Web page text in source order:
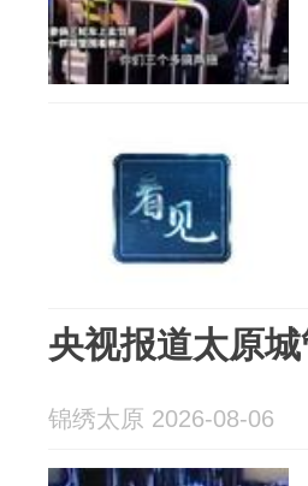
央视报道太原
锦绣太原 2026-08-06